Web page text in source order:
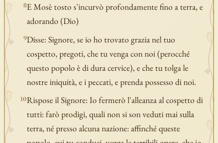
8E Mosè tosto s'incurvò profondamente fino a terra, e
adorando (Dio)
9Disse: Signore, se io ho trovato grazia nel tuo
cospetto, pregoti, che tu venga con noi (perocché
questo popolo è di dura cervice), e che tu tolga le
nostre iniquità, e i peccati, e prenda possesso di noi.
10Rispose il Signore: Io fermerò l'alleanza al cospetto di
tutti: farò prodigi, quali non si son veduti mai sulla
terra, né presso alcuna nazione: affinché queste